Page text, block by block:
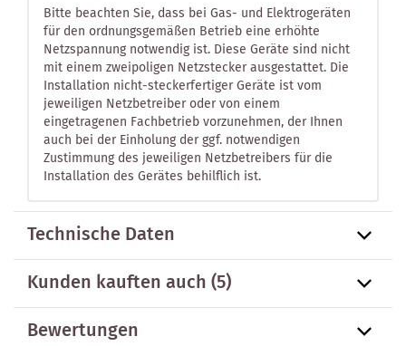
Bitte beachten Sie, dass bei Gas- und Elektrogeräten
für den ordnungsgemäßen Betrieb eine erhöhte
Netzspannung notwendig ist. Diese Geräte sind nicht
mit einem zweipoligen Netzstecker ausgestattet. Die
Installation nicht-steckerfertiger Geräte ist vom
jeweiligen Netzbetreiber oder von einem
eingetragenen Fachbetrieb vorzunehmen, der Ihnen
auch bei der Einholung der ggf. notwendigen
Zustimmung des jeweiligen Netzbetreibers für die
Installation des Gerätes behilflich ist.
Technische Daten
Kunden kauften auch(5)
Bewertungen